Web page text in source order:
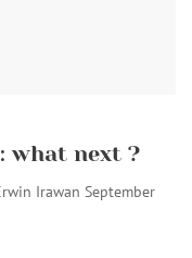
what next ?
Irawan September